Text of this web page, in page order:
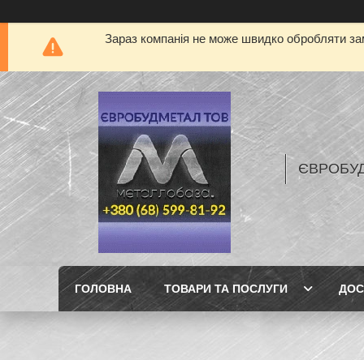
Зараз компанія не може швидко обробляти
ГОЛОВНА ТОВАРИ ТА ПОСЛУГИ